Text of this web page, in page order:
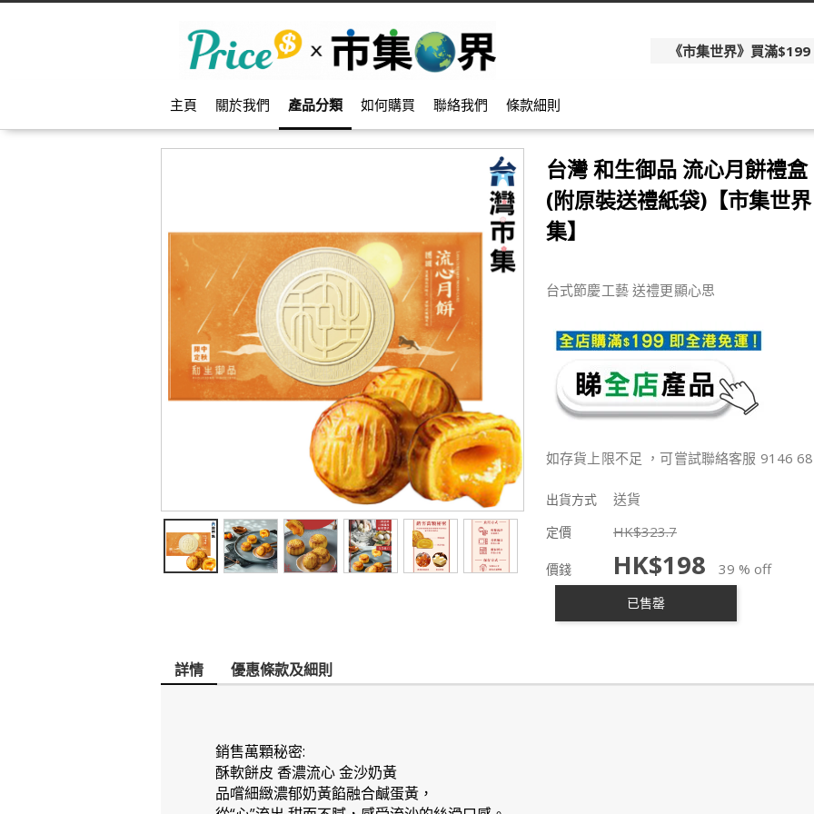
《市集世界》買滿
主頁 關於我們 產品分類 如何購買 聯絡我們 條款細則
台灣 和生御品 流心月餅禮
(附原裝送禮紙袋)【市集世
集】
台式節慶工藝 送禮更顯心思
如存貨上限不足 ，可嘗試聯絡客服 9146
出貨方式 送貨
定價 HK$323.7
價錢 HK$198 39 % off
已售罄
詳情 優惠條款及細則
銷售萬顆秘密:
酥軟餅皮 香濃流心 金沙奶黃
品嚐細緻濃郁奶黃餡融合鹹蛋黃，